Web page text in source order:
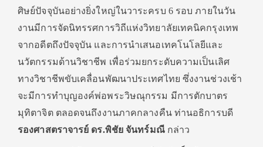
ศิษย์ปัจจุบันอย่างยิ่งใหญ่ในวาระครบ 6 รอบ ภายในวัน
งานมีการจัดนิทรรศการวิถีแห่งวิทยาลัยเทคนิคกรุงเทพ
จากอดีตถึงปัจจุบัน และการนำเสนอเทคโนโลยีและ
นวัตกรรมด้านวิชาชีพ เพื่อร่วมยกระดับความเป็นเลิศ
ทางวิชาชีพขับเคลื่อนพัฒนาประเทศไทย ซึ่งงานช่วงเช้า
จะมีการทำบุญองค์พ่อพระวิษณุกรรม มีการตักบาตร
มุทิตาจิต ตลอดจนถึงงานภาคกลางคืน ท่านอธิการบดี
รองศาสตราจารย์ ดร.พิชัย จันทร์มณีกล่าว